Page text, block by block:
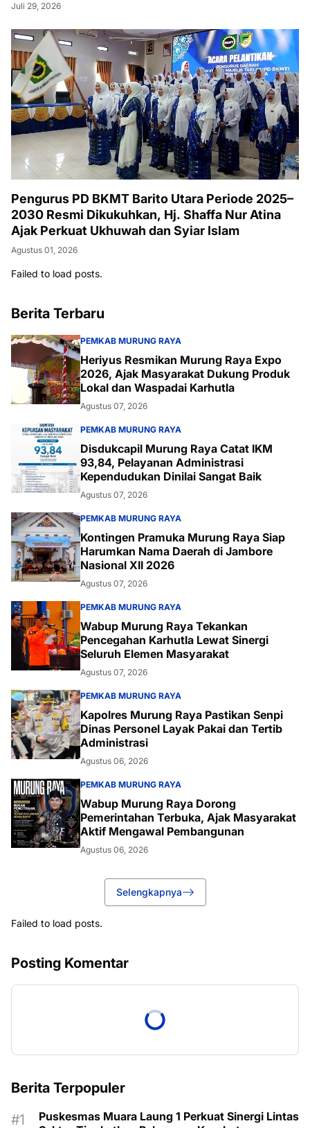
Juli 29, 2026
Pengurus PD BKMT Barito Utara Periode 2025–
2030 Resmi Dikukuhkan, Hj. Shaffa Nur Atina
Ajak Perkuat Ukhuwah dan Syiar Islam
Agustus 01, 2026
Failed to load posts.
Berita Terbaru
PEMKAB MURUNG RAYA
Heriyus Resmikan Murung Raya Expo
2026, Ajak Masyarakat Dukung Produk
Lokal dan Waspadai Karhutla
Agustus 07, 2026
PEMKAB MURUNG RAYA
Disdukcapil Murung Raya Catat IKM
93,84, Pelayanan Administrasi
Kependudukan Dinilai Sangat Baik
Agustus 07, 2026
PEMKAB MURUNG RAYA
Kontingen Pramuka Murung Raya Siap
Harumkan Nama Daerah di Jambore
Nasional XII 2026
Agustus 07, 2026
PEMKAB MURUNG RAYA
Wabup Murung Raya Tekankan
Pencegahan Karhutla Lewat Sinergi
Seluruh Elemen Masyarakat
Agustus 07, 2026
PEMKAB MURUNG RAYA
Kapolres Murung Raya Pastikan Senpi
Dinas Personel Layak Pakai dan Tertib
Administrasi
Agustus 06, 2026
PEMKAB MURUNG RAYA
Wabup Murung Raya Dorong
Pemerintahan Terbuka, Ajak Masyarakat
Aktif Mengawal Pembangunan
Agustus 06, 2026
Selengkapnya
Failed to load posts.
Posting Komentar
Berita Terpopuler
Puskesmas Muara Laung 1 Perkuat Sinergi Lintas